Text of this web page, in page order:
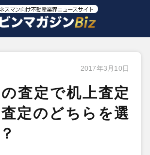
2017年3月10日
査定で机上査定
定のどちらを選